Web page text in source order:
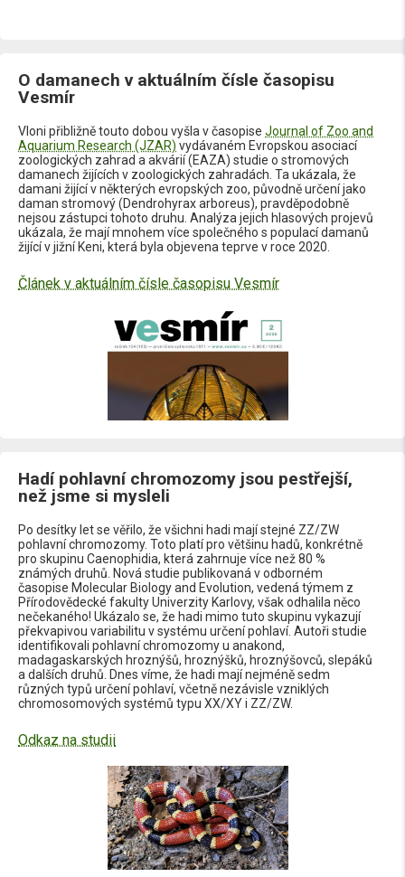
O damanech v aktuálním čísle časopisu
Vesmír
Vloni přibližně touto dobou vyšla v časopise Journal of Zoo and
Aquarium Research (JZAR) vydávaném Evropskou asociací
zoologických zahrad a akvárií (EAZA) studie o stromových
damanech žijících v zoologických zahradách. Ta ukázala, že
damani žijící v některých evropských zoo, původně určení jako
daman stromový (Dendrohyrax arboreus), pravděpodobně
nejsou zástupci tohoto druhu. Analýza jejich hlasových projevů
ukázala, že mají mnohem více společného s populací damanů
žijící v jižní Keni, která byla objevena teprve v roce 2020.
Článek v aktuálním čísle časopisu Vesmír
Hadí pohlavní chromozomy jsou pestřejší,
než jsme si mysleli
Po desítky let se věřilo, že všichni hadi mají stejné ZZ/ZW
pohlavní chromozomy. Toto platí pro většinu hadů, konkrétně
pro skupinu Caenophidia, která zahrnuje více než 80 %
známých druhů. Nová studie publikovaná v odborném
časopise Molecular Biology and Evolution, vedená týmem z
Přírodovědecké fakulty Univerzity Karlovy, však odhalila něco
nečekaného! Ukázalo se, že hadi mimo tuto skupinu vykazují
překvapivou variabilitu v systému určení pohlaví. Autoři studie
identifikovali pohlavní chromozomy u anakond,
madagaskarských hroznýšů, hroznýšků, hroznýšovců, slepáků
a dalších druhů. Dnes víme, že hadi mají nejméně sedm
různých typů určení pohlaví, včetně nezávisle vzniklých
chromosomových systémů typu XX/XY i ZZ/ZW.
Odkaz na studii